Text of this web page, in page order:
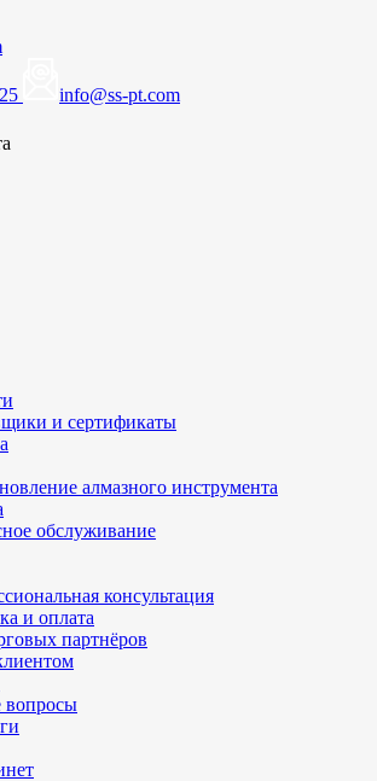
info@ss-pt.com
и сертификаты
алмазного инструмента
обслуживание
консультация
и оплата
партнёров
вопросы